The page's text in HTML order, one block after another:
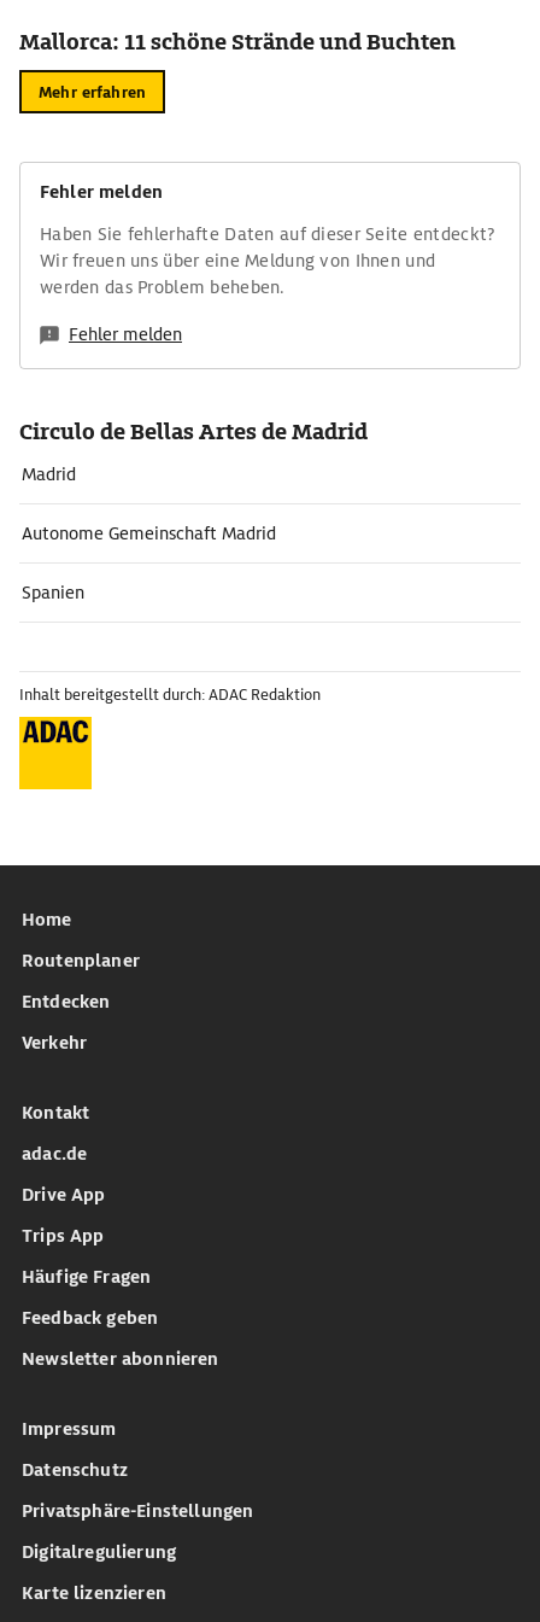
Mallorca: 11 schöne Strände und Buchten
Mehr erfahren
Fehler melden
Haben Sie fehlerhafte Daten auf dieser Seite entdeckt?
Wir freuen uns über eine Meldung von Ihnen und
werden das Problem beheben.
Fehler melden
Circulo de Bellas Artes de Madrid
Madrid
Autonome Gemeinschaft Madrid
Spanien
Inhalt bereitgestellt durch: ADAC Redaktion
Home
Routenplaner
Entdecken
Verkehr
Kontakt
adac.de
Drive App
Trips App
Häufige Fragen
Feedback geben
Newsletter abonnieren
Impressum
Datenschutz
Privatsphäre-Einstellungen
Digitalregulierung
Karte lizenzieren